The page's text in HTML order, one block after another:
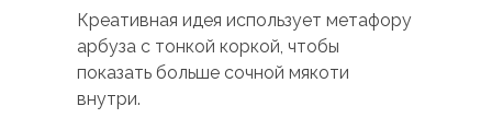
Креативная идея использует метафору
арбуза с тонкой коркой, чтобы
показать больше сочной мякоти
внутри.